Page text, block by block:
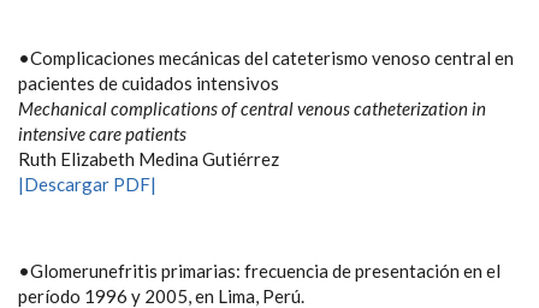
•Complicaciones mecánicas del cateterismo venoso central en
pacientes de cuidados intensivos
Mechanical complications of central venous catheterization in
intensive care patients
Ruth Elizabeth Medina Gutiérrez
|Descargar PDF|
•Glomerunefritis primarias: frecuencia de presentación en el
período 1996 y 2005, en Lima, Perú.